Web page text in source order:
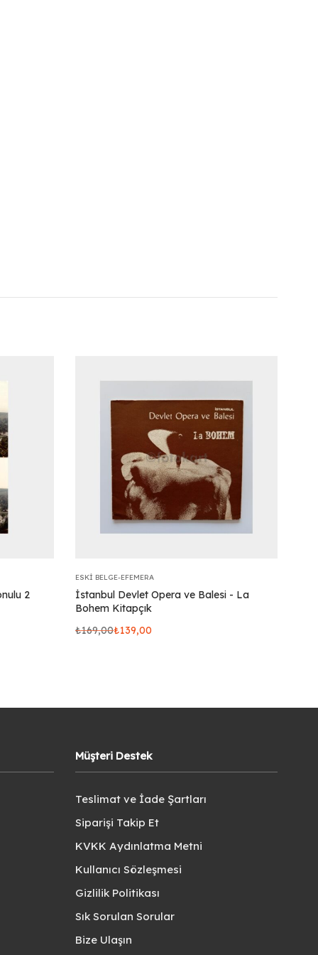
2
ESKI BELGE-EFEMERA
İstanbul Devlet Opera ve Balesi - La
Bohem Kitapçık
₺169,00₺139,00
Müşteri Destek
Teslimat ve İade Şartları
Siparişi Takip Et
KVKK Aydınlatma Metni
Kullanıcı Sözleşmesi
Gizlilik Politikası
Sık Sorulan Sorular
Bize Ulaşın